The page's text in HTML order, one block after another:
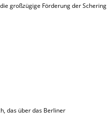
großzügige Förderung der Schering
das über das Berliner